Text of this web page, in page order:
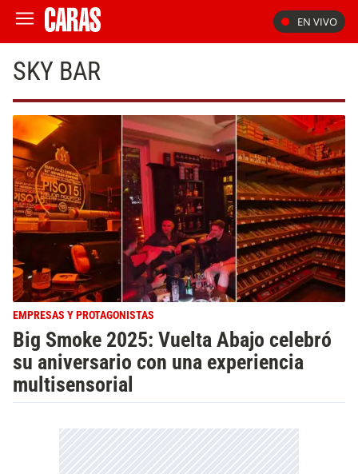
EN VIVO
SKY BAR
EMPRESAS Y PROTAGONISTAS
Big Smoke 2025: Vuelta Abajo celebró
su aniversario con una experiencia
multisensorial